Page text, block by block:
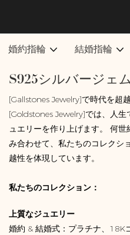
婚約指輪 結婚指輪
S925シルバージェ
[Gallstones Jewelry]で時代を超
[Goldstones Jewelry]では、人
ュエリーを作り上げます。 何
み合わせて、私たちのコレクシ
越性を体現しています。
私たちのコレクション：
上質なジュエリー
婚約 & 結婚式：プラチナ、18K